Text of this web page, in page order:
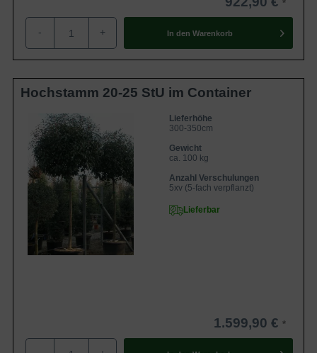
- + In den Warenkorb
Hochstamm 20-25 StU im Container
Lieferhöhe
300-350cm
Gewicht
ca. 100 kg
Anzahl Verschulungen
5xv (5-fach verpflanzt)
Lieferbar
1.599,90 €